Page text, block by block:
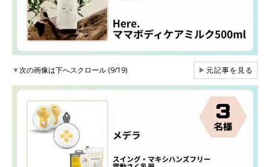
▼次の画像は下へスクロール (9/19) ▶元記事を見る